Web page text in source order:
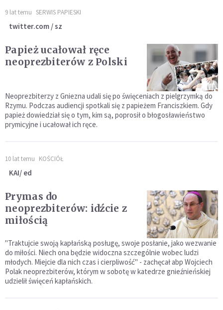
9 lat temu SERWIS PAPIESKI
twitter.com / sz
Papież ucałował ręce
neoprezbiterów z Polski
Neoprezbiterzy z Gniezna udali się po święceniach z pielgrzymką do
Rzymu. Podczas audiencji spotkali się z papieżem Franciszkiem. Gdy
papież dowiedział się o tym, kim są, poprosił o błogosławieństwo
prymicyjne i ucałował ich ręce.
10 lat temu KOŚCIÓŁ
KAI/ ed
Prymas do
neoprezbiterów: idźcie z
miłością
"Traktujcie swoją kapłańską posługę, swoje posłanie, jako wezwanie
do miłości. Niech ona będzie widoczna szczególnie wobec ludzi
młodych. Miejcie dla nich czas i cierpliwość" - zachęcał abp Wojciech
Polak neoprezbiterów, którym w sobotę w katedrze gnieźnieńskiej
udzielił święceń kapłańskich.